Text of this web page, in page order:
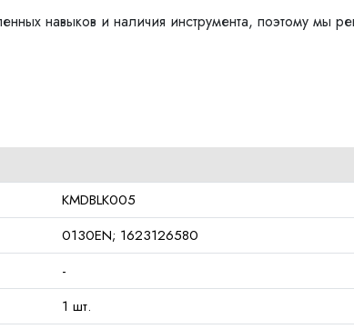
навыков и наличия инструмента, поэтому мы
KMDBLK005
0130EN; 1623126580
-
1 шт.